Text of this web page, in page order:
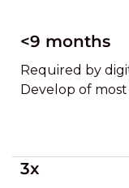
<9 months
Required by
Develop of
3x